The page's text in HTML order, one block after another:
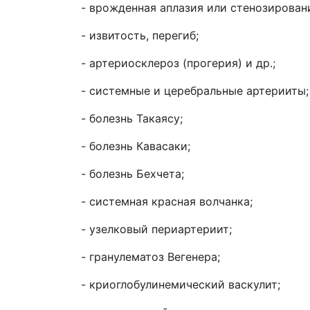
- врожденная аплазия или
- извитость, перегиб;
- артериосклероз (прогерия) и др.;
- системные и церебральные артерииты;
- болезнь Такаясу;
- болезнь Кавасаки;
- болезнь Бехчета;
- системная красная волчанка;
- узелковый периартериит;
- гранулематоз Вегенера;
- криоглобулинемический васкулит;